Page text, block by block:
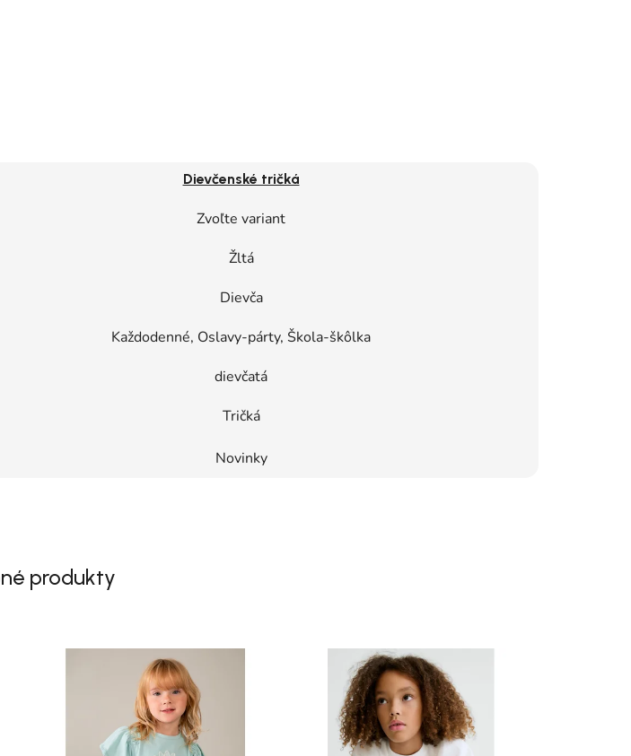
Dievčenské tričká
Zvoľte variant
Žltá
Dievča
Každodenné, Oslavy-párty, Škola-škôlka
dievčatá
Tričká
Novinky
produkty